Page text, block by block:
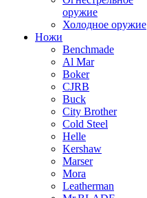
оружие
Холодное оружие
Ножи
Benchmade
Al Mar
Boker
CJRB
Buck
City Brother
Cold Steel
Helle
Kershaw
Marser
Mora
Leatherman